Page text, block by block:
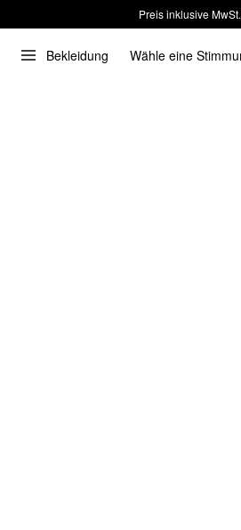
Preis inklusive
Bekleidung Wähle eine